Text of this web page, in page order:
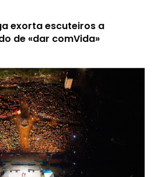
exorta escuteiros a
de «dar comVida»